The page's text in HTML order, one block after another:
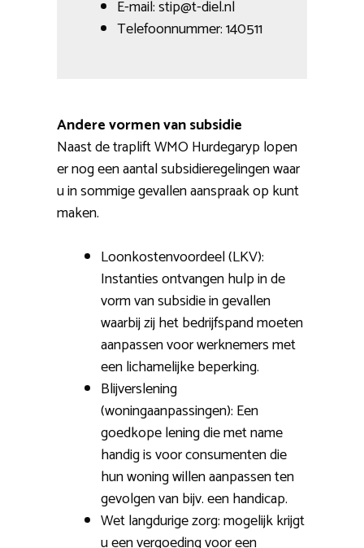
E-mail: stip@t-diel.nl
Telefoonnummer: 140511
Andere vormen van subsidie
Naast de traplift WMO Hurdegaryp lopen
er nog een aantal subsidieregelingen waar
u in sommige gevallen aanspraak op kunt
maken.
Loonkostenvoordeel (LKV):
Instanties ontvangen hulp in de
vorm van subsidie in gevallen
waarbij zij het bedrijfspand moeten
aanpassen voor werknemers met
een lichamelijke beperking.
Blijverslening
(woningaanpassingen): Een
goedkope lening die met name
handig is voor consumenten die
hun woning willen aanpassen ten
gevolgen van bijv. een handicap.
Wet langdurige zorg: mogelijk krijgt